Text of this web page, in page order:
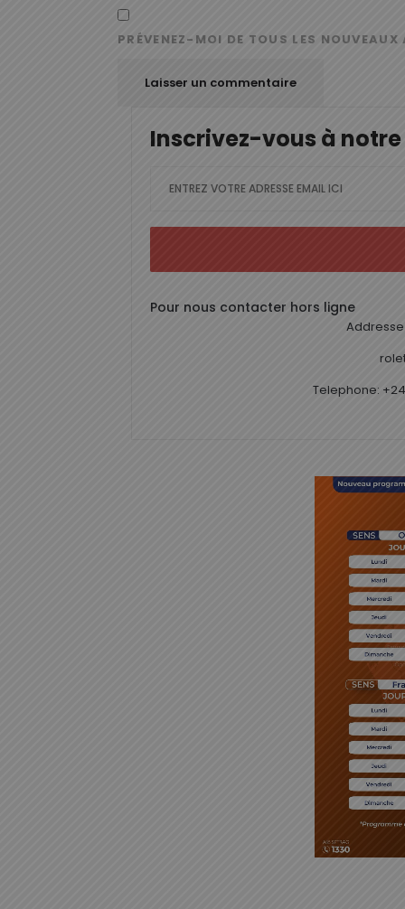
PRÉVENEZ-MOI DE TOUS LES
Inscrivez-vous à
Pour nous contacter hors ligne
Telephone: